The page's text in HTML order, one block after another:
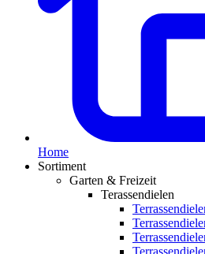
Home
Sortiment
Garten & Freizeit
Terassendielen